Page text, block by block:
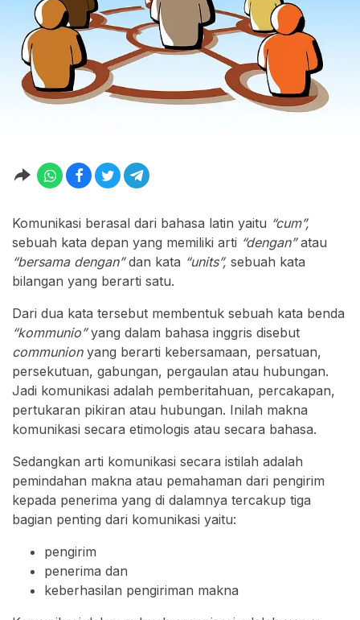
Komunikasi berasal dari bahasa latin yaitu “cum”,
sebuah kata depan yang memiliki arti “dengan”atau
“bersama dengan”dan kata “units”, sebuah kata
bilangan yang berarti satu.
Dari dua kata tersebut membentuk sebuah kata benda
“kommunio”yang dalam bahasa inggris disebut
communionyang berarti kebersamaan, persatuan,
persekutuan, gabungan, pergaulan atau hubungan.
Jadi komunikasi adalah pemberitahuan, percakapan,
pertukaran pikiran atau hubungan. Inilah makna
komunikasi secara etimologis atau secara bahasa.
Sedangkan arti komunikasi secara istilah adalah
pemindahan makna atau pemahaman dari pengirim
kepada penerima yang di dalamnya tercakup tiga
bagian penting dari komunikasi yaitu:
pengirim
penerima dan
keberhasilan pengiriman makna